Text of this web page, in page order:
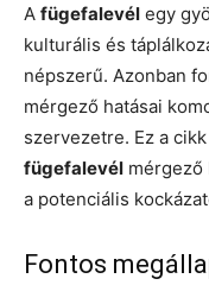
A fügefalevél egy
kulturális és
népszerű. Azonban
mérgező hatásai
szervezetre. Ez a
fügefalevél mérgező
a potenciális
Fontos